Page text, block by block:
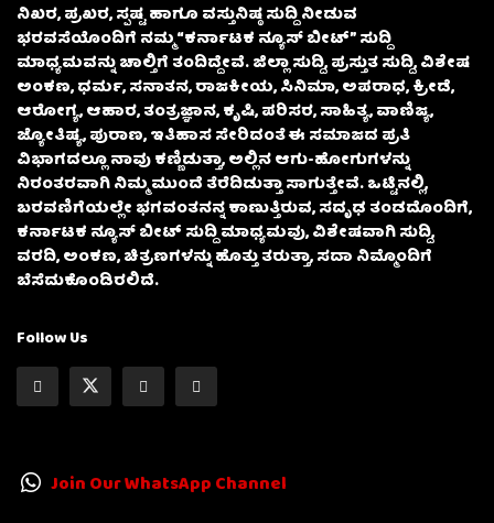
ನಿಖರ, ಪ್ರಖರ, ಸ್ಪಷ್ಟ ಹಾಗೂ ವಸ್ತುನಿಷ್ಠ ಸುದ್ದಿ ನೀಡುವ
ಭರವಸೆಯೊಂದಿಗೆ ನಮ್ಮ “ಕರ್ನಾಟಕ ನ್ಯೂಸ್ ಬೀಟ್” ಸುದ್ದಿ
ಮಾಧ್ಯಮವನ್ನು ಚಾಲ್ತಿಗೆ ತಂದಿದ್ದೇವೆ. ಜಿಲ್ಲಾ ಸುದ್ದಿ, ಪ್ರಸ್ತುತ ಸುದ್ದಿ, ವಿಶೇಷ
ಅಂಕಣ, ಧರ್ಮ, ಸನಾತನ, ರಾಜಕೀಯ, ಸಿನಿಮಾ, ಅಪರಾಧ, ಕ್ರೀಡೆ,
ಆರೋಗ್ಯ, ಆಹಾರ, ತಂತ್ರಜ್ಞಾನ, ಕೃಷಿ, ಪರಿಸರ, ಸಾಹಿತ್ಯ, ವಾಣಿಜ್ಯ,
ಜ್ಯೋತಿಷ್ಯ, ಪುರಾಣ, ಇತಿಹಾಸ ಸೇರಿದಂತೆ ಈ ಸಮಾಜದ ಪ್ರತಿ
ವಿಭಾಗದಲ್ಲೂ ನಾವು ಕಣ್ಣಿಡುತ್ತಾ, ಅಲ್ಲಿನ ಆಗು-ಹೋಗುಗಳನ್ನು
ನಿರಂತರವಾಗಿ ನಿಮ್ಮ ಮುಂದೆ ತೆರೆದಿಡುತ್ತಾ ಸಾಗುತ್ತೇವೆ. ಒಟ್ಟಿನಲ್ಲಿ,
ಬರವಣಿಗೆಯಲ್ಲೇ ಭಗವಂತನನ್ನ ಕಾಣುತ್ತಿರುವ, ಸದೃಢ ತಂಡದೊಂದಿಗೆ,
ಕರ್ನಾಟಕ ನ್ಯೂಸ್ ಬೀಟ್ ಸುದ್ದಿ ಮಾಧ್ಯಮವು, ವಿಶೇಷವಾಗಿ ಸುದ್ದಿ,
ವರದಿ, ಅಂಕಣ, ಚಿತ್ರಣಗಳನ್ನು ಹೊತ್ತು ತರುತ್ತಾ, ಸದಾ ನಿಮ್ಮೊಂದಿಗೆ
ಬೆಸೆದುಕೊಂಡಿರಲಿದೆ.
Follow Us
Join Our WhatsApp Channel